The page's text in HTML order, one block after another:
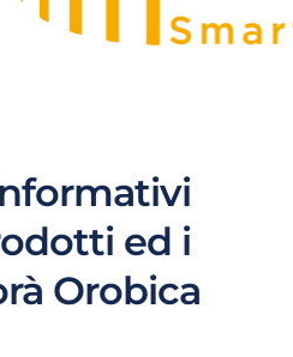
ed i
Orobica